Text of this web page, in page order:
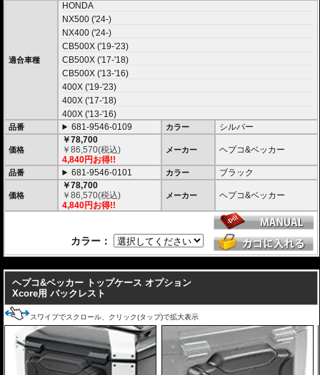
商品：
TC45
サイドケース
左
右
30
40 30
○ ○
ブラック
￥160,000
￥176,000(税込)
14,850円お得!!
○
ブラック
978-XP-SCB-B
￥
○ ○ ○
978-XP-SST-B
￥245,000
￥269,500(税込)
23,100円お得!!
ブラック
978-XP-SMT-BR
￥175,500
￥193,050(税込)
○ ○
ブラック
104,500円お得!!
○ ○ ○
ブラック
978-XP-SBT-B
￥
278,300(税込)
24,200円お得!!
商品：
高いデザイン性と機能性を兼ね備え、長距離ツーリングから日々のライディ
ングまで完璧にサポートする次世代のハードケース「XCORE（エックスコ
ア）」シリーズ。
その「XCORE（エックスコア）」シリーズに待望のトップケースが登場。頑
丈な構造と洗練された外観があなたのモーターサイクルライフを一段上のス
テージへと引き上げ、新しいアドベンチャーツーリングを切り拓きます。
新世代の装着システム「Smartrack」
新しいXCOREトップケースは、HEPCO&BECKERの最新キャリアシステム
「Smartrack」向けに専用開発。
内蔵されたクイックリリースシステムにより、キャリアへスライドさせるだ
けで迅速かつ安全にロックが完了。
日常使いと本格的なツーリングシーンを瞬時に切り替えることができます。
堅牢なハイブリッド構造 ＆ 圧倒的な防塵・防水性能
高い耐衝撃性を持つエンジニアリング樹脂と、軽量化を実現する高品質アル
ミニウムを融合。さらにXcore独自のエンボス加工を施すことで、過酷な使
用環境下でも歪まない圧倒的な安定性と高耐久性を実現しました。
また、特別設計された高密閉のリッドシールにより、圧倒的な防塵・防水を
達成。過酷なテストを100%クリアした実績が、突発的な豪雨や水しぶき、
スタイリッシュで現代的なアドベンチャーデザイン
ているC-Bowキャリア用「XCOREサイドケース」のデザインと完全融合。
象徴的なアルミエンブレムとメカニカルな意匠が、車両全体に調和のとれた
一体感と、プレミアムな高級感をもたらします。
日常を快適にする高い機能性
ヘルメットや日常の荷物をしっかりと収納できる大容量でありながら、使い
勝手にも妥協はありません。
また、持ち運びに便利なキャリーハンドルをケース両側に配置。
さらに、ケース内にはフロアマットを標準装備し、収納した荷物をケース底
面との擦れや衝撃から保護します。
適合車種
HONDA
NX500 ('24-)
NX400 ('24-)
CB500X ('19-'23)
CB500X ('17-'18)
CB500X ('13-'16)
400X ('19-'23)
400X ('17-'18)
400X ('13-'16)
品番 681-9546-0109 カラー シルバー
価格
￥78,700
￥86,570(税込)
4,840円お得!!
メーカー ヘプコ&ベッカー
品番 681-9546-0101 カラー ブラック
価格
￥78,700
￥86,570(税込)
4,840円お得!!
メーカー ヘプコ&ベッカー
カラー：
ヘプコ&ベッカー トップケース オプション
Xcore用 バックレスト
スワイプでスクロール、クリック(タップ)で拡大表示